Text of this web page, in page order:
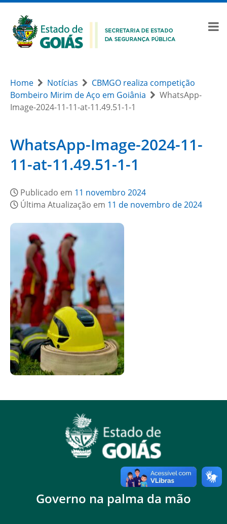
Home Notícias
CBMGO realiza competição
Bombeiro Mirim de Aço em Goiânia
WhatsApp-
Image-2024-11-11-at-11.49.51-1-1
WhatsApp-Image-2024-11-
11-at-11.49.51-1-1
Publicado em 11 novembro 2024
Última Atualização em 11 de novembro de 2024
Governo na palma da mão